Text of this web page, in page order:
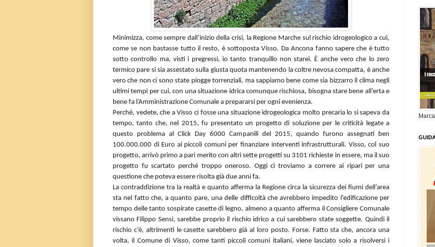
Minimizza, come sempre dall’inizio della crisi, la Regione Marche sul rischio idrogeologico a cui,
come se non bastasse tutto il resto, è sottoposta Visso. Da Ancona fanno sapere che è tutto
sotto controllo ma, visti i pregressi, io tanto tranquillo non starei. È anche vero che lo zero
termico pare si sia assestato sulla giusta quota mantenendo la coltre nevosa compatta, è anche
vero che non ci sono state piogge torrenziali, ma sappiamo bene come sia bizzarro il clima negli
ultimi tempi per cui, con una situazione idrica comunque rischiosa, bisogna stare bene all’erta e
bene fa l’Amministrazione Comunale a prepararsi per ogni evenienza.
Perché, vedete, che a Visso ci fosse una situazione idrogeologica molto precaria lo si sapeva da
tempo, tanto che, nel 2015, fu presentato un progetto di soluzione per le criticità legate a
questo problema al Click Day 6000 Campanili del 2015, quando furono assegnati ben
100.000.000 di Euro ai piccoli comuni per finanziare interventi infrastrutturali. Visso, col suo
progetto, arrivò primo a pari merito con altri sette progetti su 3101 richieste in essere, ma il suo
progetto fu scartato perché troppo oneroso. Oggi ci troviamo a correre ai ripari per una
questione che poteva essere risolta già due anni fa.
La contraddizione tra la realtà e quanto afferma la Regione circa la sicurezza dei fiumi dell’area
sta nel fatto che, a quanto pare, una delle difficoltà che avrebbero impedito l’edificazione per
tempo delle tanto sospirate casette di legno, almeno a quanto afferma il Consigliere Comunale
vissano Filippo Sensi, sarebbe proprio il rischio idrico a cui sarebbero state soggette. Quindi il
rischio c’è, altrimenti le casette sarebbero già al loro posto. Forse. Fatto sta che, ancora una
volta, il Comune di Visso, come tanti piccoli comuni italiani, viene lasciato solo a risolversi i
Marca